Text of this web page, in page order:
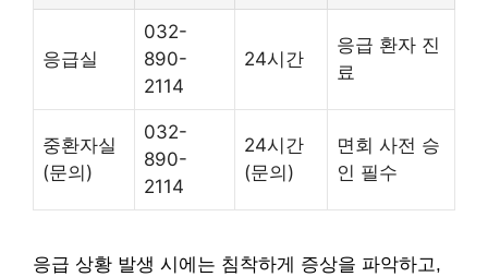
응급실
032-
890-
2114
24시간
응급 환자 진
료
중환자실
(문의)
032-
890-
2114
24시간
(문의)
면회 사전 승
인 필수
응급 상황 발생 시에는 침착하게 증상을 파악하고,